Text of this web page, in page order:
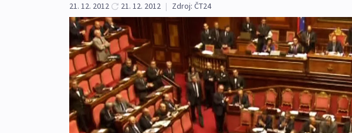
21. 12. 2012
21. 12. 2012 | Zdroj: ČT24